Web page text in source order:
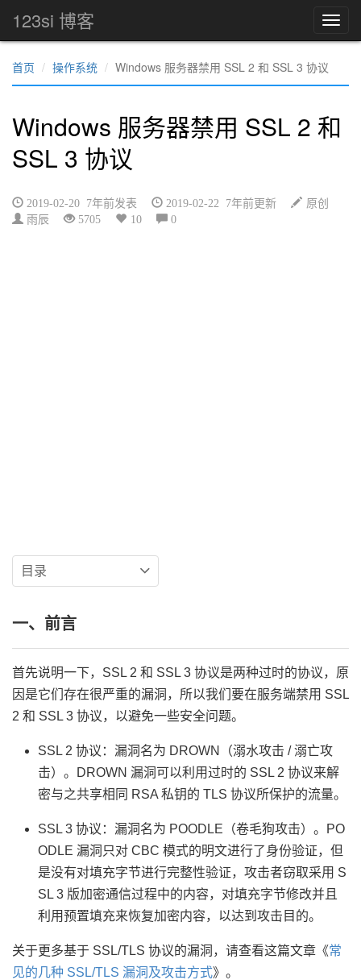
123si 博客
首页 操作系统 Windows 服务器禁用 SSL 2 和 SSL 3 协议
Windows 服务器禁用 SSL 2 和
SSL 3 协议
2019-02-20 7年前发表 2019-02-22 7年前更新
原创
雨辰
5705 10 0
目录
一、前言
首先说明一下，SSL 2 和 SSL 3 协议是两种过时的协议，原
因是它们存在很严重的漏洞，所以我们要在服务端禁用 SSL
2 和 SSL 3 协议，以避免一些安全问题。
SSL 2 协议：漏洞名为 DROWN（溺水攻击 / 溺亡攻
击）。DROWN 漏洞可以利用过时的 SSL 2 协议来解
密与之共享相同 RSA 私钥的 TLS 协议所保护的流量。
SSL 3 协议：漏洞名为 POODLE（卷毛狗攻击）。PO
ODLE 漏洞只对 CBC 模式的明文进行了身份验证，但
是没有对填充字节进行完整性验证，攻击者窃取采用 S
SL 3 版加密通信过程中的内容，对填充字节修改并且
利用预置填充来恢复加密内容，以达到攻击目的。
关于更多基于 SSL/TLS 协议的漏洞，请查看这篇文章《常
见的几种 SSL/TLS 漏洞及攻击方式》。